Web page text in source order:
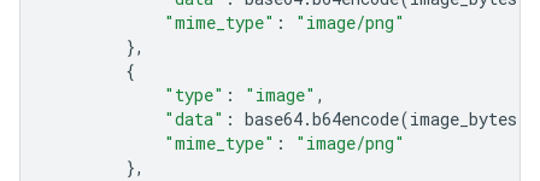
"mime_type" :
"image/png"
},
{
"type" : "image" ,
"data" : base64.b64encode(image_bytes
"mime_type" :
"image/png"
},